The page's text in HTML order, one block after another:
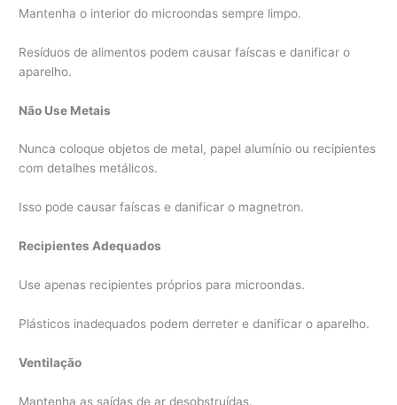
Mantenha o interior do microondas sempre limpo.
Resíduos de alimentos podem causar faíscas e danificar o
aparelho.
Não Use Metais
Nunca coloque objetos de metal, papel alumínio ou recipientes
com detalhes metálicos.
Isso pode causar faíscas e danificar o magnetron.
Recipientes Adequados
Use apenas recipientes próprios para microondas.
Plásticos inadequados podem derreter e danificar o aparelho.
Ventilação
Mantenha as saídas de ar desobstruídas.